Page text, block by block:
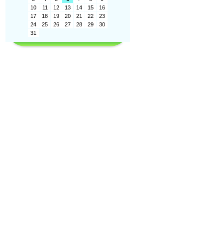
10
11 12 13 14 15
16
17
18 19 20 21 22
23
24
25 26 27 28 29
30
31